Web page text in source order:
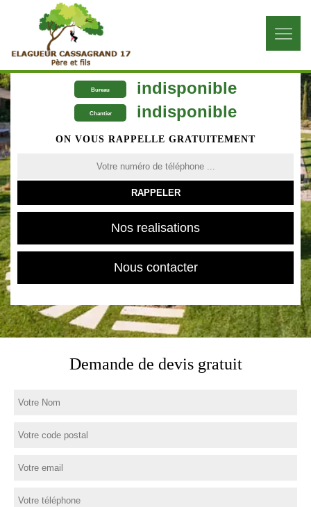
Bureau indisponible
Chantier indisponible
ON VOUS RAPPELLE GRATUITEMENT
Nos realisations
Nous contacter
Demande de devis gratuit